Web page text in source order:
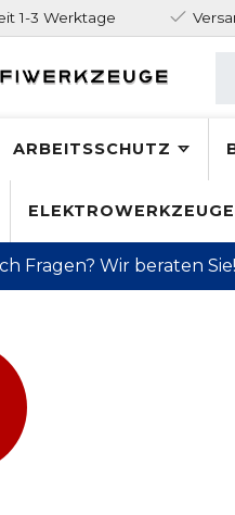
1-3 Werktage
ARBEITSSCHUTZ
ELEKTROWERKZEUGE
Fragen? Wir beraten Sie!